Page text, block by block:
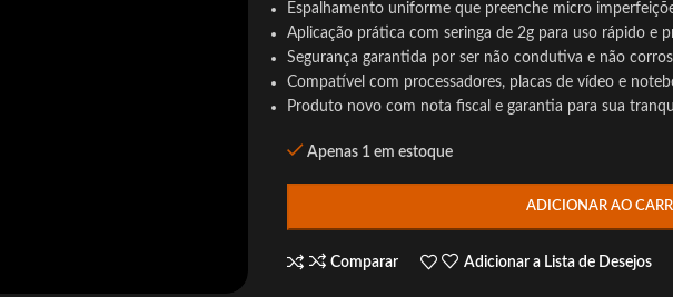
Espalhamento uniforme que preenche micro
Aplicação prática com seringa de 2g para uso rápido e
Segurança garantida por ser não condutiva e não
Compatível com processadores, placas de vídeo e
Produto novo com nota fiscal e garantia para sua
Apenas 1 em estoque
ADICIONAR AO
Comparar Adicionar a Lista de Desejos